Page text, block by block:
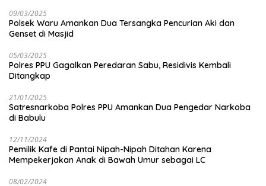
09/03/2025
Polsek Waru Amankan Dua Tersangka Pencurian Aki dan
Genset di Masjid
05/03/2025
Polres PPU Gagalkan Peredaran Sabu, Residivis Kembali
Ditangkap
21/01/2025
Satresnarkoba Polres PPU Amankan Dua Pengedar Narkoba
di Babulu
12/11/2024
Pemilik Kafe di Pantai Nipah-Nipah Ditahan Karena
Mempekerjakan Anak di Bawah Umur sebagai LC
08/02/2024